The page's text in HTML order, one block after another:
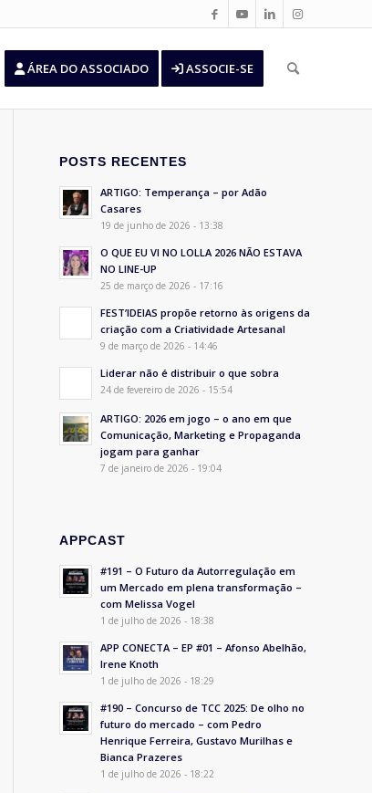
ÁREA DO ASSOCIADO ASSOCIE-SE
POSTS RECENTES
ARTIGO: Temperança – por Adão
Casares
19 de junho de 2026 - 13:38
O QUE EU VI NO LOLLA 2026 NÃO ESTAVA
NO LINE-UP
25 de março de 2026 - 17:16
FEST’IDEIAS propõe retorno às origens da
criação com a Criatividade Artesanal
9 de março de 2026 - 14:46
Liderar não é distribuir o que sobra
24 de fevereiro de 2026 - 15:54
ARTIGO: 2026 em jogo – o ano em que
Comunicação, Marketing e Propaganda
jogam para ganhar
7 de janeiro de 2026 - 19:04
APPCAST
#191 – O Futuro da Autorregulação em
um Mercado em plena transformação –
com Melissa Vogel
1 de julho de 2026 - 18:38
APP CONECTA – EP #01 – Afonso Abelhão,
Irene Knoth
1 de julho de 2026 - 18:29
#190 – Concurso de TCC 2025: De olho no
futuro do mercado – com Pedro
Henrique Ferreira, Gustavo Murilhas e
Bianca Prazeres
1 de julho de 2026 - 18:22